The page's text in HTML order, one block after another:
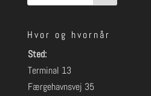
Hvor og hvornår
Sted:
Terminal 13
Færgehavnsvej 35